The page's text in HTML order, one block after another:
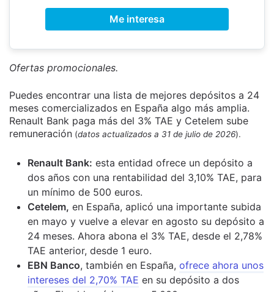
Me interesa
Ofertas promocionales.
Puedes encontrar una lista de mejores depósitos a 24
meses comercializados en España algo más amplia.
Renault Bank paga más del 3% TAE y Cetelem sube
remuneración (datos actualizados a 31 de julio de 2026).
Renault Bank: esta entidad ofrece un depósito a
dos años con una rentabilidad del 3,10% TAE, para
un mínimo de 500 euros.
Cetelem, en España, aplicó una importante subida
en mayo y vuelve a elevar en agosto su depósito a
24 meses. Ahora abona el 3% TAE, desde el 2,78%
TAE anterior, desde 1 euro.
EBN Banco, también en España, ofrece ahora unos
intereses del 2,70% TAE en su depósito a dos